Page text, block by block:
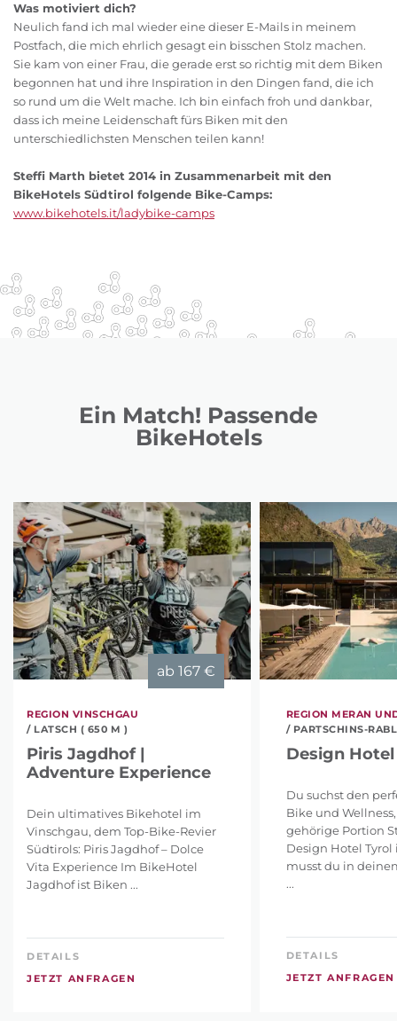
Was motiviert dich?
Neulich fand ich mal wieder eine dieser E-Mails in meinem
Postfach, die mich ehrlich gesagt ein bisschen Stolz machen.
Sie kam von einer Frau, die gerade erst so richtig mit dem Biken
begonnen hat und ihre Inspiration in den Dingen fand, die ich
so rund um die Welt mache. Ich bin einfach froh und dankbar,
dass ich meine Leidenschaft fürs Biken mit den
unterschiedlichsten Menschen teilen kann!
Steffi Marth bietet 2014 in Zusammenarbeit mit den
BikeHotels Südtirol folgende Bike-Camps:
www.bikehotels.it/ladybike-camps
Ein Match! Passende
BikeHotels
ab 167 €
REGION VINSCHGAU
/ LATSCH ( 650 M )
Piris Jagdhof |
Adventure Experience
Dein ultimatives Bikehotel im
Vinschgau, dem Top-Bike-Revier
Südtirols: Piris Jagdhof – Dolce
Vita Experience Im BikeHotel
Jagdhof ist Biken ...
DETAILS
JETZT ANFRAGEN
REGION MERAN
/ PARTSCHINS-
Design
Du suchst den
Bike und
gehörige Portion
Design Hotel Tyrol
musst du in
...
DETAILS
JETZT ANFRAGEN